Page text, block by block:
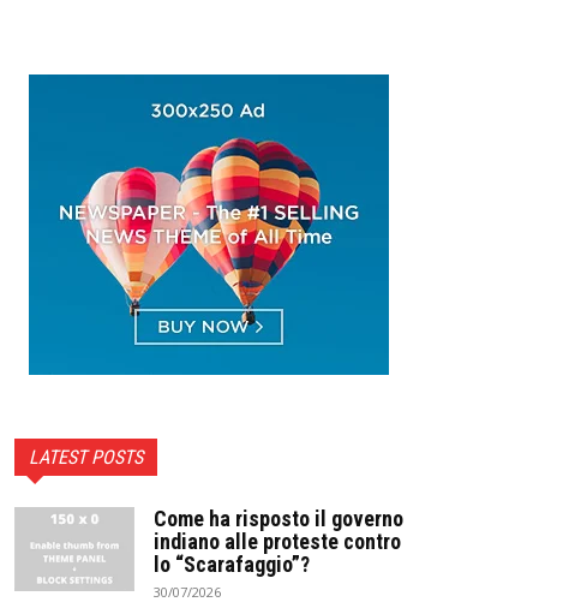
LATEST POSTS
Come ha risposto il governo
indiano alle proteste contro
lo “Scarafaggio”?
30/07/2026